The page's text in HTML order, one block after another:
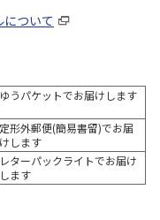
ついて
ゆうパケットでお届けします
定形外郵便(簡易書留)でお届
けします
レターパックライトでお届け
します